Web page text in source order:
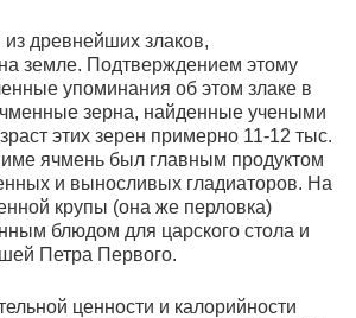
древнейших злаков,
земле. Подтверждением этому
упоминания об этом злаке в
зерна, найденные учеными
этих зерен примерно 11-12 тыс.
ячмень был главным продуктом
и выносливых гладиаторов. На
крупы (она же перловка)
блюдом для царского стола и
Петра Первого.
ценности и калорийности